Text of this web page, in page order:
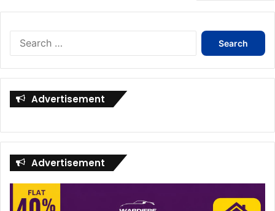
Search
Advertisement
Advertisement